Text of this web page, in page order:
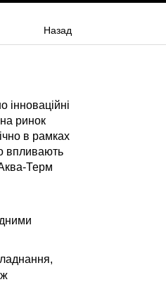
Назад
інноваційні
ринок
в рамках
впливають
Терм